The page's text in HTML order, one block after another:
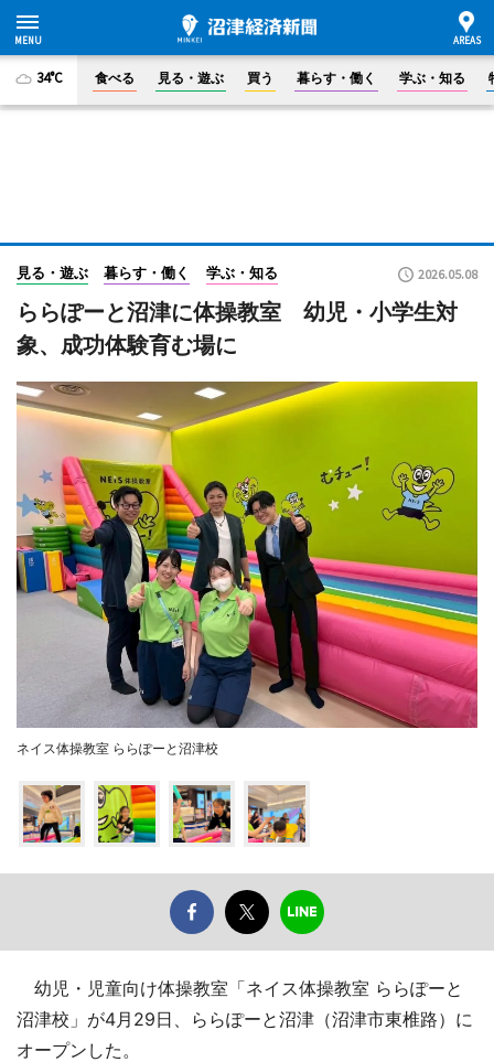
34°C 食べる 見る・遊ぶ 買う 暮らす・働く 学ぶ・知る
見る・遊ぶ 暮らす・働く 学ぶ・知る 2026.05.08
ららぽーと沼津に体操教室 幼児・小学生対
象、成功体験育む場に
ネイス体操教室 ららぽーと沼津校
幼児・児童向け体操教室「ネイス体操教室 ららぽーと
沼津校」が4月29日、ららぽーと沼津（沼津市東椎路）に
オープンした。